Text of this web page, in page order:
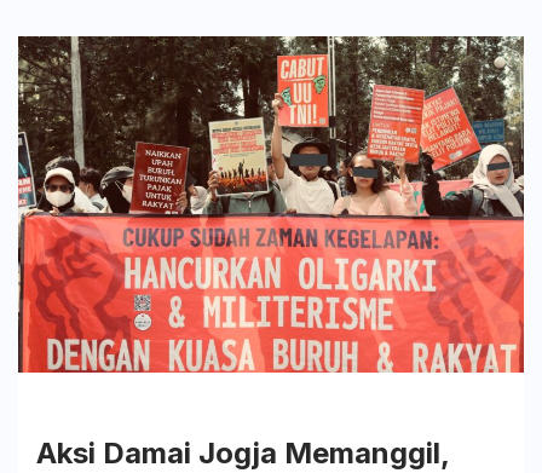
Aksi Damai Jogja Memanggil,